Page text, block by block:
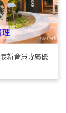
新會員專屬優